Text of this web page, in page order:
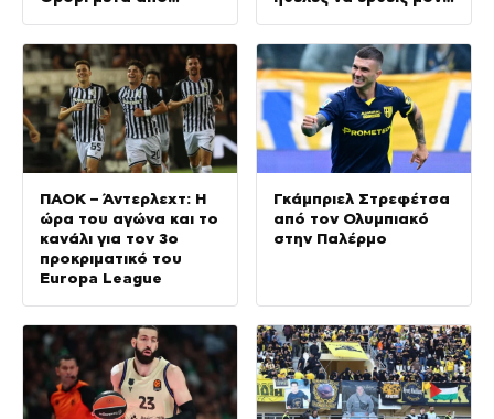
ΠΑΟΚ – Άντερλεχτ: Η
ώρα του αγώνα και το
κανάλι για τον 3ο
προκριματικό του
Europa League
Γκάμπριελ Στρεφέτσα
από τον Ολυμπιακό
στην Παλέρμο